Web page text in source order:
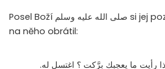
Posel Boží صلى الله عليه وسلم si jej pozval k sobě a přísně se
na něho obrátil:
رأيت ما يعجبك برَّكت ؟ اغتسل له.